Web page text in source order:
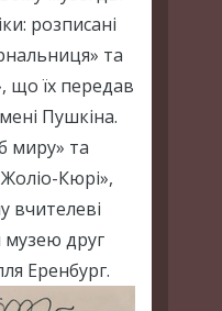
розписані
та
що їх передав
Пушкіна.
миру» та
Кюрі»,
вчителеві
музею друг
Еренбург.